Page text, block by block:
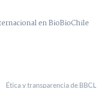
en BioBioChile
Ética y transparencia de BBCL